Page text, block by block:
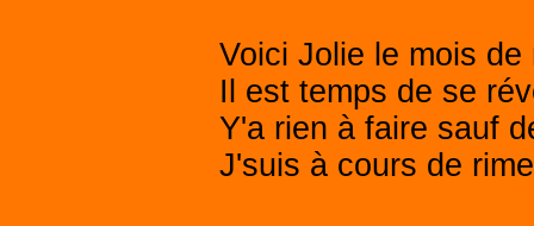
Voici Jolie le mois de
Il est temps de se
Y'a rien à faire sauf
J'suis à cours de